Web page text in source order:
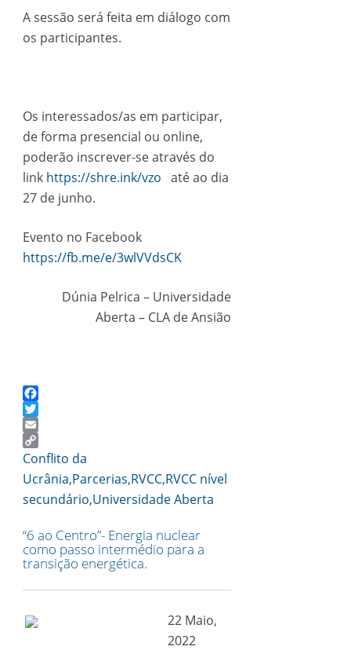
A sessão será feita em diálogo com
os participantes.
Os interessados/as em participar,
de forma presencial ou online,
poderão inscrever-se através do
link https://shre.ink/vzo até ao dia
27 de junho.
Evento no Facebook
https://fb.me/e/3wlVVdsCK
Dúnia Pelrica – Universidade
Aberta – CLA de Ansião
Facebook
Twitter
Email
Copy
Link
Conflito da
Ucrânia,Parcerias,RVCC,RVCC nível
secundário,Universidade Aberta
“6 ao Centro”- Energia nuclear
como passo intermédio para a
transição energética.
22 Maio,
2022